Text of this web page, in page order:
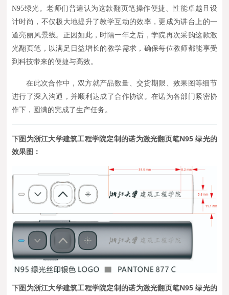
N95绿光。老师们普遍认为这款翻页笔操作便捷、性能卓越且设
计时尚，不仅极大地提升了教学互动的效率，更成为讲台上的一
道亮丽风景线。正因如此，时隔一年之后，学院再次采购这款激
光翻页笔，以满足日益增长的教学需求，确保每位教师都能享受
到科技带来的便捷与高效。
在此次合作中，双方就产品数量、交货期限、效果图等细节
进行了深入沟通，并顺利达成了合作协议。在诺为各部门紧密协
作下，圆满的完成了生产任务。
下图为浙江大学建筑工程学院定制的诺为激光翻页笔N95 绿光的
效果图：
下图为浙江大学建筑工程学院定制的诺为激光翻页笔N95 绿光的